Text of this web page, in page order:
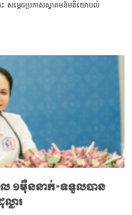
ះ សម្តេចប្រកាសស្វាគមន៍មតិយោបល់
ល ១ម៉ឺននាក់»ទទួលបាន
ារ